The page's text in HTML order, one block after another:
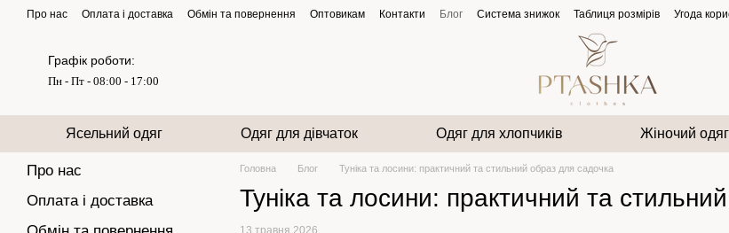
Перейти до основного контенту
Про нас Оплата і доставка Обмін та повернення Оптовикам Контакти Блог Система знижок Таблиця розмірів Угода
Графік роботи:
Пн - Пт - 08:00 - 17:00
Ясельний одяг Одяг для дівчаток Одяг для хлопчиків Жіночий одяг
Головна Блог Туніка та лосини: практичний та стильний образ для садочка
Туніка та лосини: практичний та
Про нас
Оплата і доставка